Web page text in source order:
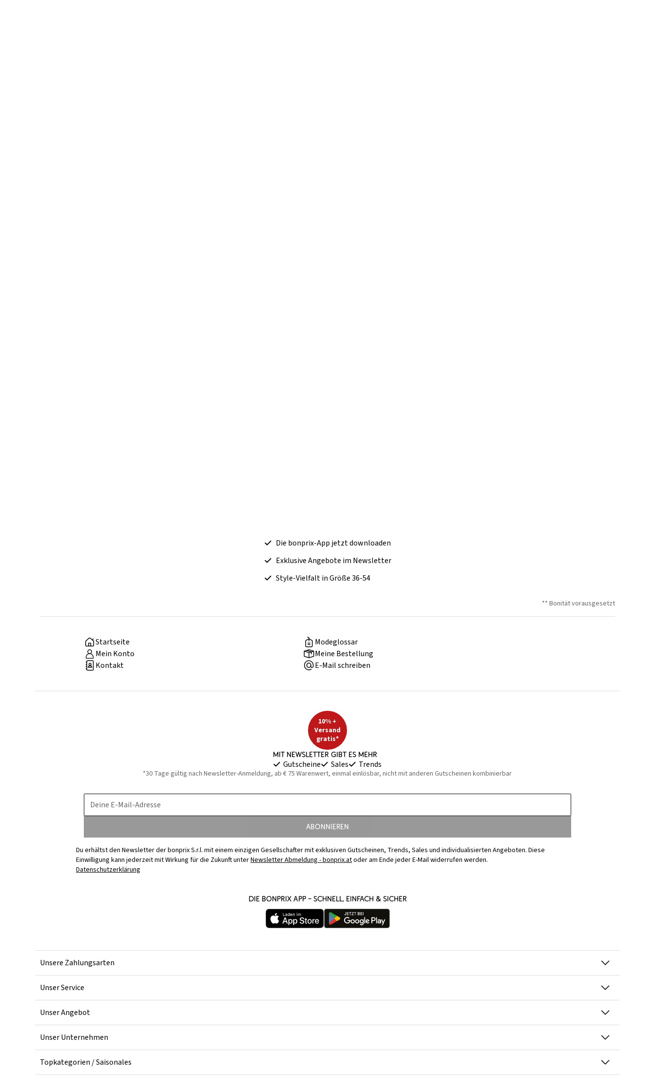
Die bonprix-App jetzt downloaden
Exklusive Angebote im Newsletter
Style-Vielfalt in Größe 36-54
** Bonität vorausgesetzt
Startseite
Modeglossar
Mein Konto
Meine Bestellung
Kontakt
E-Mail schreiben
10% +
Versand
gratis*
Mit Newsletter gibt es mehr
Gutscheine Sales Trends
*30 Tage gültig nach Newsletter-Anmeldung, ab € 75 Warenwert, einmal einlösbar, nicht mit anderen Gutscheinen kombinierbar
Deine E-Mail-Adresse
Abonnieren
Du erhältst den Newsletter der bonprix S.r.l. mit einem einzigen Gesellschafter mit exklusiven Gutscheinen, Trends, Sales und individualisierten Angeboten. Diese
Einwilligung kann jederzeit mit Wirkung für die Zukunft unterNewsletter Abmeldung - bonprix.atoder am Ende jeder E-Mail widerrufen werden.
Datenschutzerklärung
Die bonprix App – schnell, einfach & sicher
Unsere Zahlungsarten
Unser Service
Unser Angebot
Unser Unternehmen
Topkategorien / Saisonales